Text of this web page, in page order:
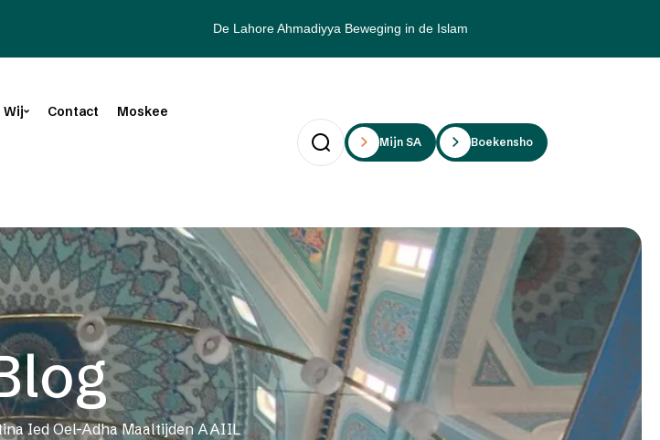
De Lahore Ahmadiyya Beweging in de Islam
Wij Contact Moskee
Mijn SAii Boekenshop
Ied Oel-Adha Maaltijden AAIIL